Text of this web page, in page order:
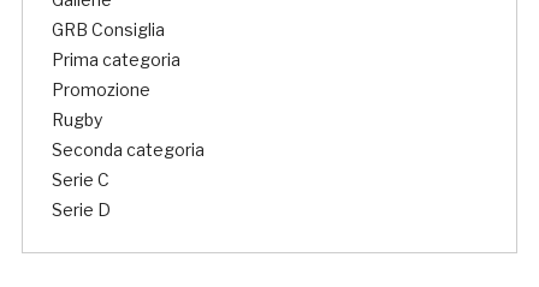
GRB Consiglia
Prima categoria
Promozione
Rugby
Seconda categoria
Serie C
Serie D